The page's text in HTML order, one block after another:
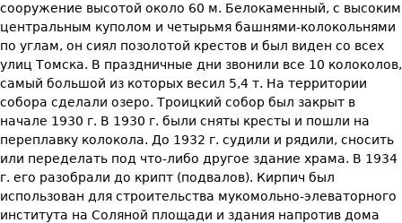
соору­жение высотой около 60 м. Белокаменный, с высоким
центральным куполом и четырьмя башнями-колокольнями
по углам, он сиял позо­лотой крестов и был виден со всех
улиц Томска. В праздничные дни звонили все 10 колоколов,
самый большой из которых весил 5,4 т. На территории
собора сделали озеро. Троицкий собор был закрыт в
начале 1930 г. В 1930 г. были сняты кресты и пошли на
переплавку колокола. До 1932 г. судили и рядили, сносить
или переделать под что-либо другое здание храма. В 1934
г. его разобрали до крипт (под­валов). Кирпич был
использован для строительства мукомольно-эле­ваторного
института на Соляной площади и здания напротив дома